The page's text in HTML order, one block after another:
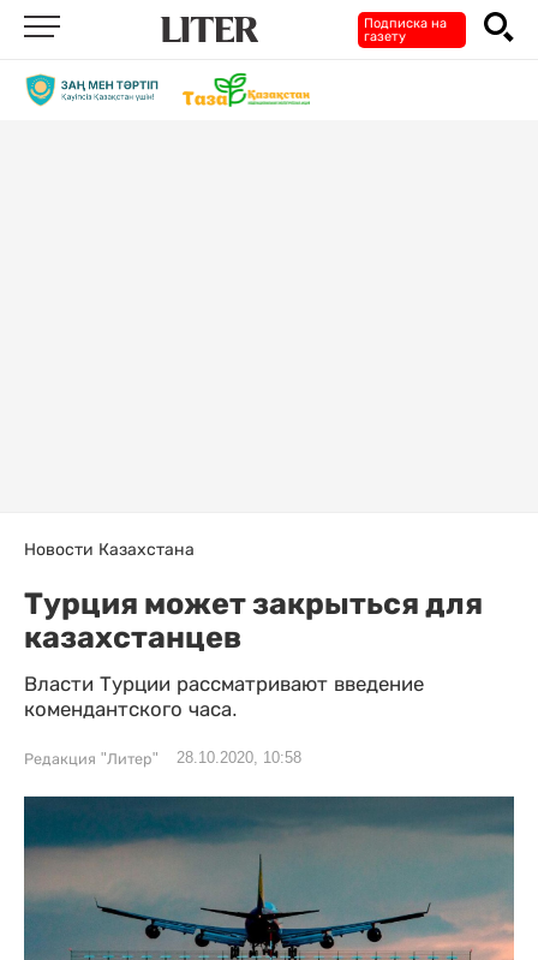
Подписка на
газету
Новости Казахстана
Турция может закрыться для
казахстанцев
Власти Турции рассматривают введение
комендантского часа.
Редакция "Литер" 28.10.2020, 10:58